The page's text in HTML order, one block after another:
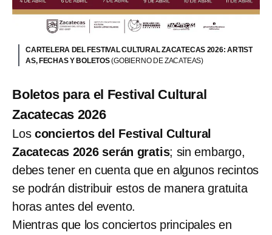
CARTELERA DEL FESTIVAL CULTURAL ZACATECAS 2026: ARTIST
AS, FECHAS Y BOLETOS(GOBIERNO DE ZACATEAS)
Boletos para el Festival Cultural
Zacatecas 2026
Los conciertos del Festival Cultural
Zacatecas 2026 serán gratis; sin embargo,
debes tener en cuenta que en algunos recintos
se podrán distribuir estos de manera gratuita
horas antes del evento.
Mientras que los conciertos principales en